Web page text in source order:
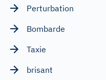
Perturbation
Bombarde
Taxie
brisant